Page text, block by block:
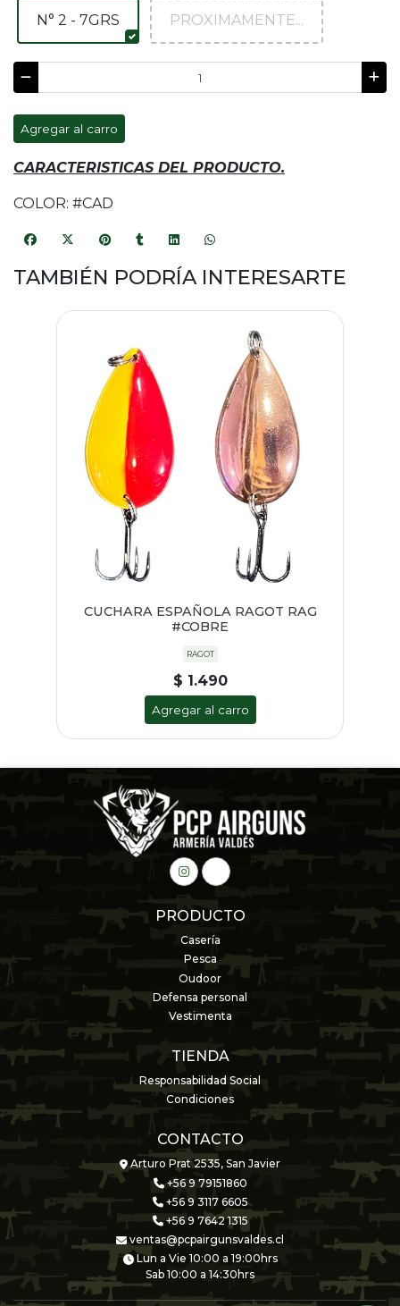
N° 2 - 7GRS PROXIMAMENTE...
Agregar al carro
CARACTERISTICAS DEL PRODUCTO.
COLOR: #CAD
TAMBIÉN PODRÍA INTERESARTE
CUCHARA ESPAÑOLA RAGOT RAG
#COBRE
RAGOT
$ 1.490
Agregar al carro
PRODUCTO
Casería
Pesca
Oudoor
Defensa personal
Vestimenta
TIENDA
Responsabilidad Social
Condiciones
CONTACTO
Arturo Prat 2535, San Javier
+56 9 79151860
+56 9 3117 6605
+56 9 7642 1315
ventas@pcpairgunsvaldes.cl
Lun a Vie 10:00 a 19:00hrs
Sab 10:00 a 14:30hrs